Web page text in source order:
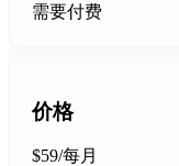
需要付费
价格
$59/每月